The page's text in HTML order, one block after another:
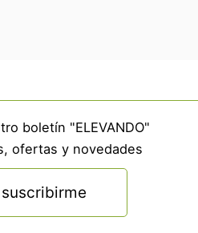
boletín "ELEVANDO"
ofertas y novedades